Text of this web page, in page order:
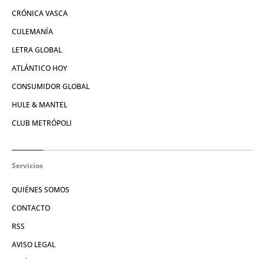
CRÓNICA VASCA
CULEMANÍA
LETRA GLOBAL
ATLÁNTICO HOY
CONSUMIDOR GLOBAL
HULE & MANTEL
CLUB METRÓPOLI
Servicios
QUIÉNES SOMOS
CONTACTO
RSS
AVISO LEGAL